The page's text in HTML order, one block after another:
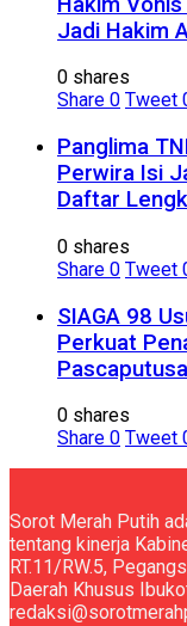
Jadi Hakim
0 shares
Share 0 Tweet
Panglima
Perwira Isi
Daftar
0 shares
Share 0 Tweet
SIAGA 98
Perkuat
0 shares
Share 0 Tweet
Sorot Merah Putih
tentang kinerja
RT.11/RW.5,
Daerah Khusus